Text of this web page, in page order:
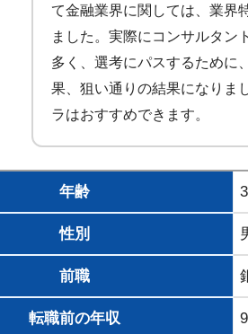
て金融業界に関しては、業界
ました。実際にコンサルタン
多く、選考にパスするために
果、狙い通りの結果になりま
ラはおすすめできます。
年齢
性別
前職
転職前の年収